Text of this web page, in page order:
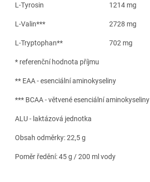
L-Tyrosin 1214 mg
L-Valin*** 2728 mg
L-Tryptophan** 702 mg
* referenční hodnota příjmu
** EAA - esenciální aminokyseliny
*** BCAA - větvené esenciální aminokyseliny
ALU - laktázová jednotka
Obsah odměrky: 22,5 g
Poměr ředění: 45 g / 200 ml vody